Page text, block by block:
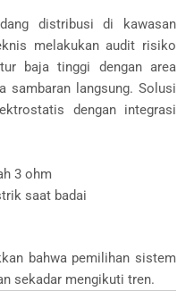
distribusi di kawasan
melakukan audit risiko
baja tinggi dengan area
sambaran langsung. Solusi
dengan integrasi
3 ohm
saat badai
bahwa pemilihan sistem
sekadar mengikuti tren.